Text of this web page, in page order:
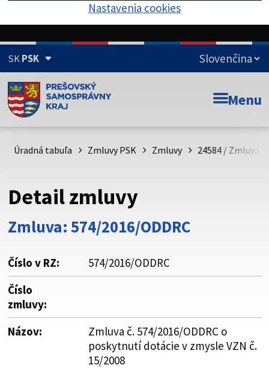
Nastavenia cookies
SKPSK
Doména psk.sk je oficiálna
Toto je oficiálna webová stránka Prešovského
psk.sk.
Buďte pozorní a vždy sa uistite, že zdieľate informácie iba
cez zabezpečenú webovú stránku. Zabezpečená stránka
vždy začína https:// pred názvom domény webového sídla.
Menu
Úradná tabuľa Zmluvy PSK Zmluvy 24584 / Zmluva
Detail zmluvy
Zmluva: 574/2016/ODDRC
Číslo v RZ:
574/2016/ODDRC
Číslo
zmluvy:
Názov:
Zmluva č. 574/2016/ODDRC o
poskytnutí dotácie v zmysle VZN č.
15/2008